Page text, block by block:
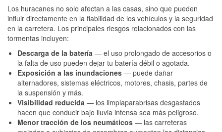
Los huracanes no solo afectan a las casas, sino que pueden
influir directamente en la fiabilidad de los vehículos y la seguridad
en la carretera. Los principales riesgos relacionados con las
tormentas incluyen:
Descarga de la batería — el uso prolongado de accesorios o
la falta de uso pueden dejar tu batería débil o agotada.
Exposición a las inundaciones — puede dañar
alternadores, sistemas eléctricos, motores, chasis, partes de
la suspensión y más.
Visibilidad reducida — los limpiaparabrisas desgastados
hacen que conducir bajo lluvia intensa sea más peligroso.
Menor tracción de los neumáticos — las carreteras